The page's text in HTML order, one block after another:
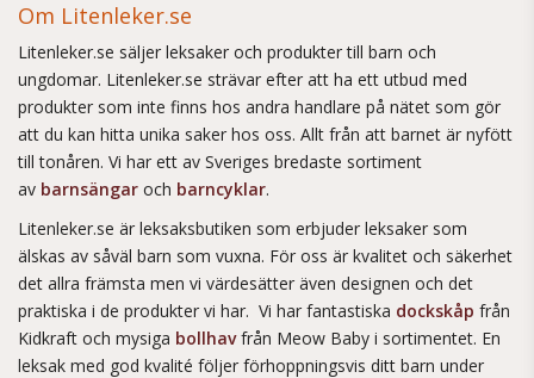
Om Litenleker.se
Litenleker.se säljer leksaker och produkter till barn och
ungdomar. Litenleker.se strävar efter att ha ett utbud med
produkter som inte finns hos andra handlare på nätet som gör
att du kan hitta unika saker hos oss. Allt från att barnet är nyfött
till tonåren. Vi har ett av Sveriges bredaste sortiment
av barnsängar och barncyklar.
Litenleker.se är leksaksbutiken som erbjuder leksaker som
älskas av såväl barn som vuxna. För oss är kvalitet och säkerhet
det allra främsta men vi värdesätter även designen och det
praktiska i de produkter vi har. Vi har fantastiska dockskåp från
Kidkraft och mysiga bollhavfrån Meow Baby i sortimentet. En
leksak med god kvalité följer förhoppningsvis ditt barn under